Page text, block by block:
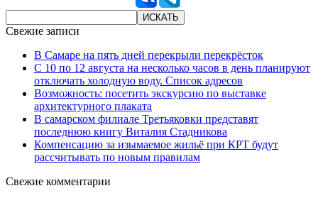
Свежие записи
В Самаре на пять дней перекрыли перекрёсток
С 10 по 12 августа на несколько часов в день планируют
отключать холодную воду. Список адресов
Возможность: посетить экскурсию по выставке
архитектурного плаката
В самарском филиале Третьяковки представят
последнюю книгу Виталия Стадникова
Компенсацию за изымаемое жильё при КРТ будут
рассчитывать по новым правилам
Свежие комментарии